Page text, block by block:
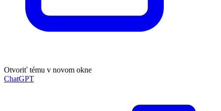
Otvoriť tému v novom okne
ChatGPT